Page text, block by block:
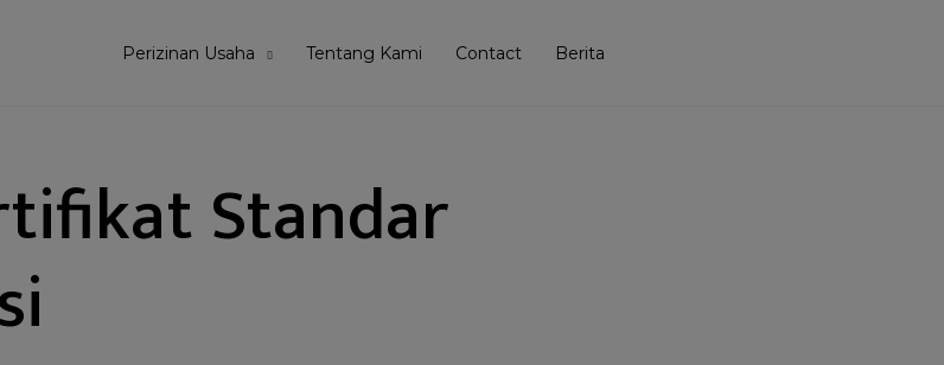
Perizinan Usaha Tentang Kami Contact Berita
Standar